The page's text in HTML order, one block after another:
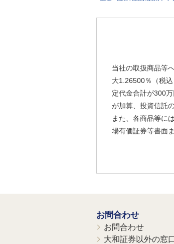
当社の取扱商品等
大1.26500％（税
定代金合計が300
が加算、投資信託
また、各商品等に
場有価証券等書面
お問合わせ
お問合わせ
大和証券以外の窓